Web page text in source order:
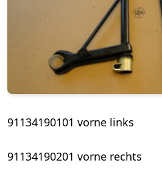
91134190101 vorne links
91134190201 vorne rechts